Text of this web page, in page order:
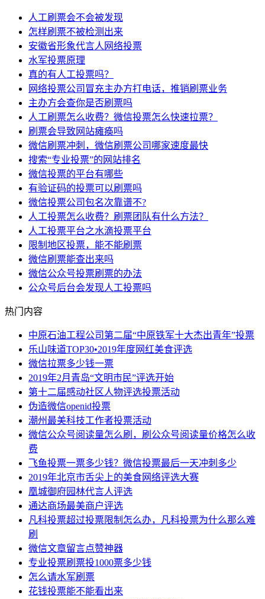
人工刷票会不会被发现
怎样刷票不被检测出来
安徽省形象代言人网络投票
水军投票原理
真的有人工投票吗？
网络投票公司冒充主办方打电话，推销刷票业务
主办方会查你是否刷票吗
人工刷票怎么收费？微信投票怎么快速拉票？
刷票会导致网站瘫痪吗
微信刷票冲刺，微信刷票公司哪家速度最快
搜索“专业投票”的网站排名
微信投票的平台有哪些
有验证码的投票可以刷票吗
微信投票公司包名次靠谱不?
人工投票怎么收费？刷票团队有什么方法？
人工投票平台之水滴投票平台
限制地区投票，能不能刷票
微信刷票能查出来吗
微信公众号投票刷票的办法
公众号后台会发现人工投票吗
热门内容
中原石油工程公司第二届“中原铁军十大杰出青年”投票
乐山味道TOP30•2019年度网红美食评选
微信拉票多少钱一票
2019年2月青岛“文明市民”评选开始
第十二届感动社区人物评选投票活动
伪造微信openid投票
潮州最美科技工作者投票活动
微信公众号阅读量怎么刷，刷公众号阅读量价格怎么收
费
飞鱼投票一票多少钱？微信投票最后一天冲刺多少
2019年北京市舌尖上的美食网络评选大赛
凰城御府园林代言人评选
通达商场最美商户评选
凡科投票超过投票限制怎么办，凡科投票为什么那么难
刷
微信文章留言点赞神器
专业投票刷票投1000票多少钱
怎么请水军刷票
花钱投票能不能看出来